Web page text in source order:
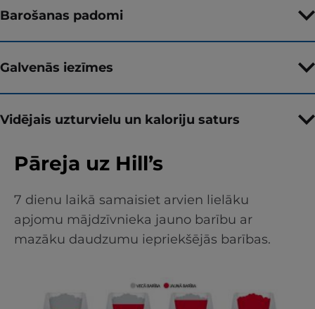
Barošanas padomi
Galvenās iezīmes
Vidējais uzturvielu un kaloriju saturs
Pāreja uz Hill’s
7 dienu laikā samaisiet arvien lielāku
apjomu mājdzīvnieka jauno barību ar
mazāku daudzumu iepriekšējās barības.